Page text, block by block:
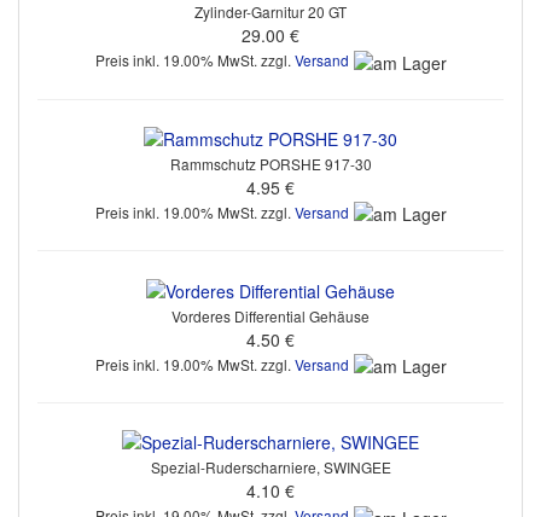
Zylinder-Garnitur 20 GT
29.00 €
Preis inkl. 19.00% MwSt. zzgl.Versand
Rammschutz PORSHE 917-30
4.95 €
Preis inkl. 19.00% MwSt. zzgl. Versand
Vorderes Differential Gehäuse
4.50 €
Preis inkl. 19.00% MwSt. zzgl. Versand
Spezial-Ruderscharniere, SWINGEE
4.10 €